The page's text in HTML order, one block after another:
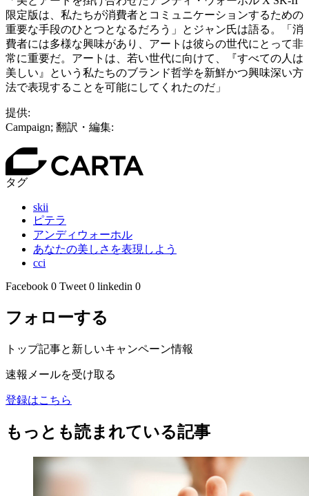
限定版は、私たちが消費者とコミュニケーションするための
重要な手段のひとつとなるだろう」とジャン氏は語る。「消
費者には多様な興味があり、アートは彼らの世代にとって非
常に重要だ。アートは、若い世代に向けて、『すべての人は
美しい』という私たちのブランド哲学を新鮮かつ興味深い方
法で表現することを可能にしてくれたのだ」
提供:
Campaign; 翻訳・編集:
タグ
skii
ピテラ
アンディウォーホル
あなたの美しさを表現しよう
cci
Facebook 0 Tweet 0 linkedin 0
フォローする
トップ記事と新しいキャンペーン情報
速報メールを受け取る
登録はこちら
もっとも読まれている記事